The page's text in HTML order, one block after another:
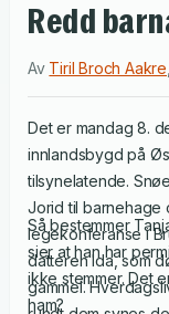
Redd
Av Tiril Broch Aakre
Det er mandag 8.
innlandsbygd på
tilsynelatende.
Jorid til barnehage
legekonferanse i
datteren Ida, som
gammel.
Så bestemmer
sier at han har
ikke stemmer. Det
ham?